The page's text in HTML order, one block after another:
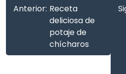
Anterior: Receta
deliciosa de
potaje de
chícharos